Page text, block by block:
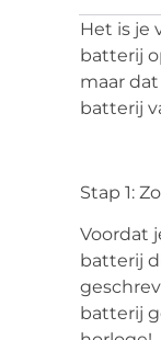
Het is je
batterij
maar
batterij
Stap 1:
Voordat
batterij
batterij